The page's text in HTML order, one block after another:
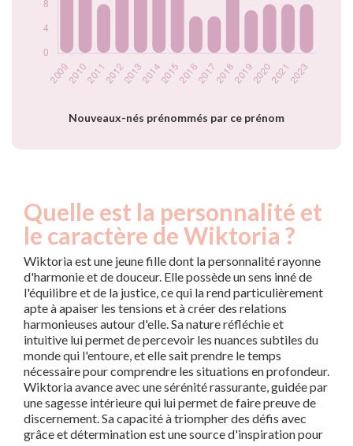
Nouveaux-nés prénommés par ce prénom
prénom Wiktoria
par année
Quelle est la personnalité et
le caractère de Wiktoria ?
Wiktoria est une jeune fille dont la personnalité rayonne
d'harmonie et de douceur. Elle possède un sens inné de
l'équilibre et de la justice, ce qui la rend particulièrement
apte à apaiser les tensions et à créer des relations
harmonieuses autour d'elle. Sa nature réfléchie et
intuitive lui permet de percevoir les nuances subtiles du
monde qui l'entoure, et elle sait prendre le temps
nécessaire pour comprendre les situations en profondeur.
Wiktoria avance avec une sérénité rassurante, guidée par
une sagesse intérieure qui lui permet de faire preuve de
discernement. Sa capacité à triompher des défis avec
grâce et détermination est une source d'inspiration pour